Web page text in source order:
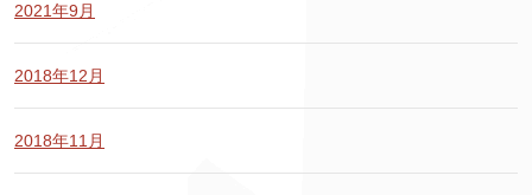
2021年9月
2018年12月
2018年11月